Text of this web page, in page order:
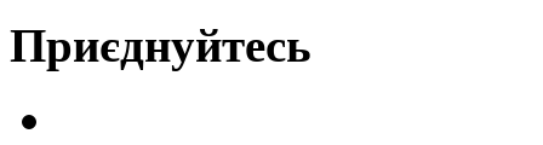
Приєднуйтесь